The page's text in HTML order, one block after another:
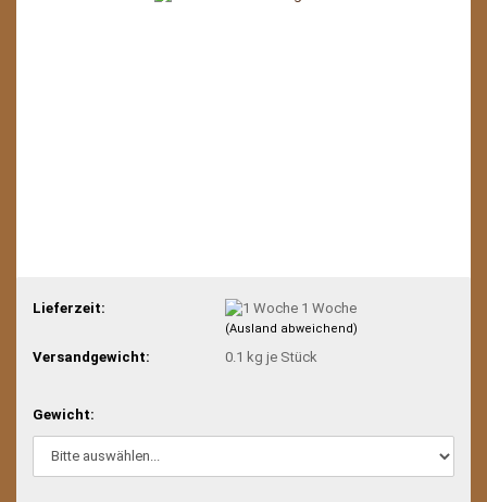
Lieferzeit: 1 Woche
(Ausland abweichend)
Versandgewicht: 0.1 kg je Stück
Gewicht: